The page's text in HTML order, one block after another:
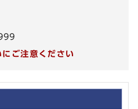
ご注意ください